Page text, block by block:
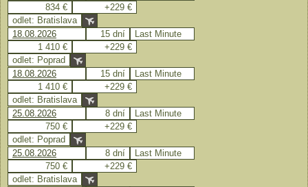
834 €
+229 €
odlet: Bratislava
18.08.2026
15 dní
Last Minute
1 410 €
+229 €
odlet: Poprad
18.08.2026
15 dní
Last Minute
1 410 €
+229 €
odlet: Bratislava
25.08.2026
8 dní
Last Minute
750 €
+229 €
odlet: Poprad
25.08.2026
8 dní
Last Minute
750 €
+229 €
odlet: Bratislava